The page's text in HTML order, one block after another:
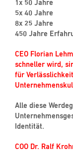
1x 50 Jahre
5x 40 Jahre
8x 25 Jahre
450 Jahre
CEO Florian
schneller wird,
für
Alle diese
Identität.
COO Dr. Ralf